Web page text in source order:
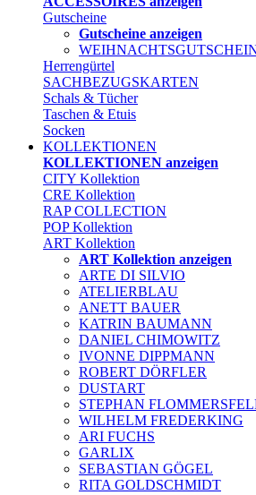
Gutscheine
Gutscheine anzeigen
Herrengürtel
SACHBEZUGSKARTEN
Schals & Tücher
Taschen & Etuis
Socken
KOLLEKTIONEN
KOLLEKTIONEN anzeigen
CITY Kollektion
CRE Kollektion
RAP COLLECTION
POP Kollektion
ART Kollektion
ART Kollektion anzeigen
ARTE DI SILVIO
ATELIERBLAU
ANETT BAUER
KATRIN BAUMANN
DANIEL CHIMOWITZ
IVONNE DIPPMANN
ROBERT DÖRFLER
DUSTART
STEPHAN
WILHELM FREDERKING
ARI FUCHS
GARLIX
SEBASTIAN GÖGEL
RITA GOLDSCHMIDT